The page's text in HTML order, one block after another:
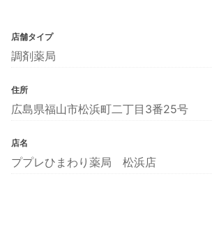
店舗タイプ
調剤薬局
住所
広島県福山市松浜町二丁目3番25号
店名
ププレひまわり薬局 松浜店